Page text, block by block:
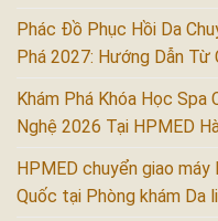
Phác Đồ Phục Hồi Da
Phá 2027: Hướng Dẫn Từ
Khám Phá Khóa Học Spa
Nghệ 2026 Tại HPMED
HPMED chuyển giao
Quốc tại Phòng khám Da